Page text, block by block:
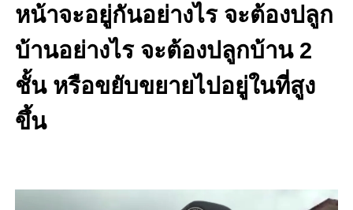
หน้าจะอยู่กันอย่างไร จะต้องปลูก
บ้านอย่างไร จะต้องปลูกบ้าน 2
ชั้น หรือขยับขยายไปอยู่ในที่สูง
ขึ้น